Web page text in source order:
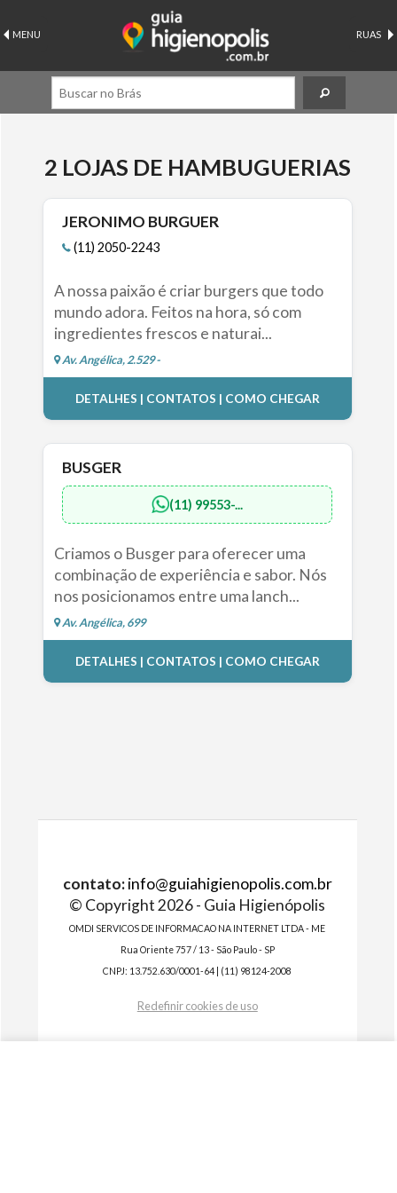
RUAS
MENU
2 LOJAS DE HAMBUGUERIAS
JERONIMO BURGUER
(11) 2050-2243
A nossa paixão é criar burgers que todo
mundo adora. Feitos na hora, só com
ingredientes frescos e naturai...
Av. Angélica, 2.529 -
DETALHES | CONTATOS | COMO CHEGAR
BUSGER
(11) 99553-...
Criamos o Busger para oferecer uma
combinação de experiência e sabor. Nós
nos posicionamos entre uma lanch...
Av. Angélica, 699
DETALHES | CONTATOS | COMO CHEGAR
contato: info@guiahigienopolis.com.br
© Copyright 2026 - Guia Higienópolis
OMDI SERVICOS DE INFORMACAO NA INTERNET LTDA - ME
Rua Oriente 757 / 13 - São Paulo - SP
CNPJ: 13.752.630/0001-64 | (11) 98124-2008
Redefinir cookies de uso